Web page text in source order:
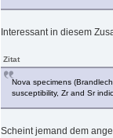
Interessant in diesem
Zitat
Nova specimens
susceptibility, Zr and Sr
Scheint jemand dem